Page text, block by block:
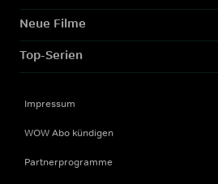
Neue Filme
Top-Serien
Impressum
WOW Abo kündigen
Partnerprogramme